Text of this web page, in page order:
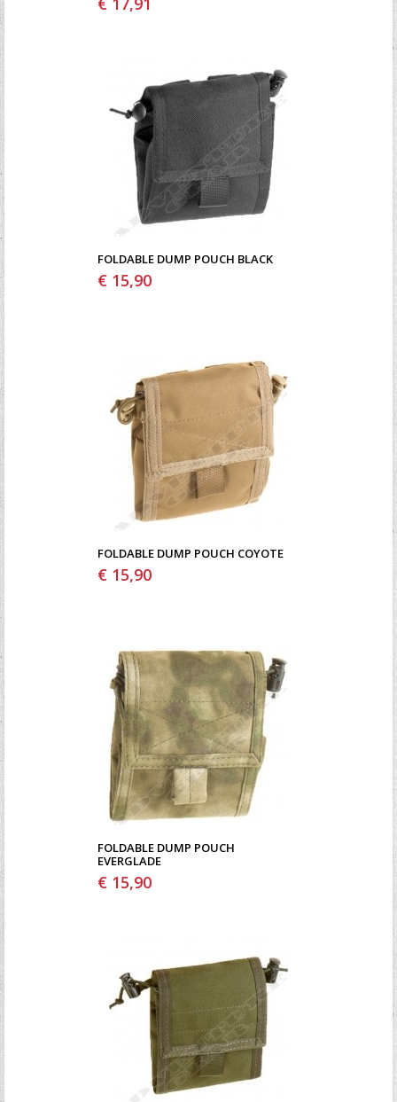
FOLDABLE DUMP POUCH BLACK
€ 15,90
FOLDABLE DUMP POUCH COYOTE
€ 15,90
FOLDABLE DUMP POUCH
EVERGLADE
€ 15,90